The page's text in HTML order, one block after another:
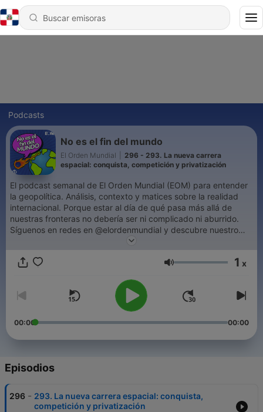
Podcasts
No es el fin del mundo
El Orden Mundial
296 - 293. La nueva carrera
espacial: conquista, competición y privatización
El podcast semanal de El Orden Mundial (EOM) para entender
la geopolítica. Análisis, contexto y matices sobre la realidad
internacional. Porque estar al día de qué pasa más allá de
nuestras fronteras no debería ser ni complicado ni aburrido.
Síguenos en redes en @elordenmundial y descubre nuestro
contenido en https://elordenmundial.com/ Producido por The
Volumen 1 x
00:00 00:00
Episodios
296 - 293. La nueva carrera espacial: conquista,
competición y privatización